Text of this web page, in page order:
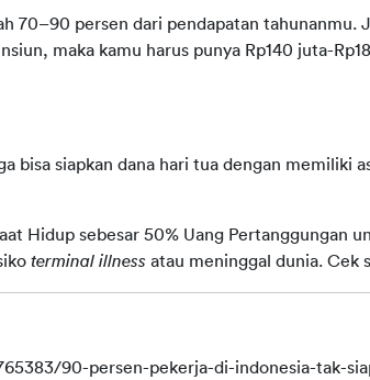
70–90 persen dari pendapatan tahunanmu.
maka kamu harus punya Rp140 juta-
bisa siapkan dana hari tua dengan memiliki
Hidup sebesar 50% Uang Pertanggungan
terminal illness atau meninggal dunia. Cek
90-persen-pekerja-di-indonesia-tak-